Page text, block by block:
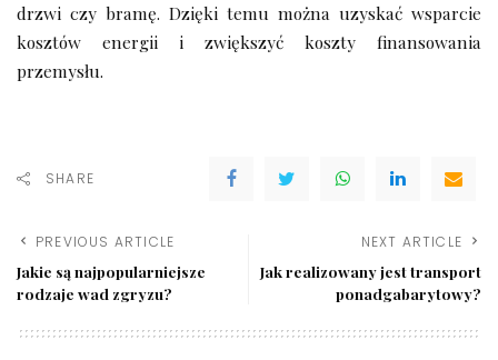
drzwi czy bramę. Dzięki temu można uzyskać wsparcie
kosztów energii i zwiększyć koszty finansowania
przemysłu.
SHARE
PREVIOUS ARTICLE
Jakie są najpopularniejsze
rodzaje wad zgryzu?
NEXT ARTICLE
Jak realizowany jest transport
ponadgabarytowy?